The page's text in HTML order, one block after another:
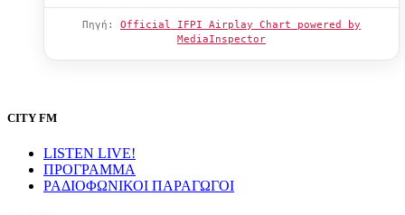
Πηγή: Official IFPI Airplay Chart powered by
MediaInspector
CITY FM
LISTEN LIVE!
ΠΡΟΓΡΑΜΜΑ
ΡΑΔΙΟΦΩΝΙΚΟΙ ΠΑΡΑΓΩΓΟΙ